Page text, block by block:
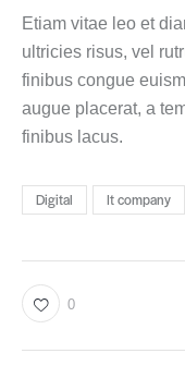
Etiam vitae leo et
ultricies risus, vel
finibus congue
augue placerat, a
finibus lacus.
Digital It company
0